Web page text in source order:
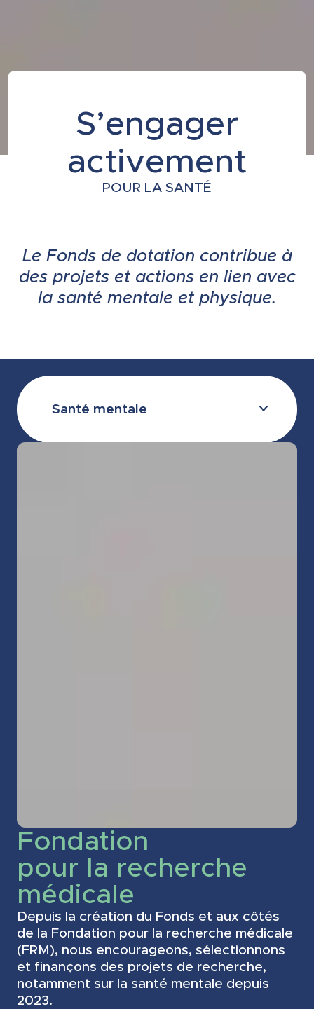
S’engager
activement
POUR LA SANTÉ
Le Fonds de dotation contribue à
des projets et actions en lien avec
la santé mentale et physique.
Santé mentale
Fondation
pour la recherche
médicale
Depuis la création du Fonds et aux côtés
de la Fondation pour la recherche médicale
(FRM), nous encourageons, sélectionnons
et finançons des projets de recherche,
notamment sur la santé mentale depuis
2023.